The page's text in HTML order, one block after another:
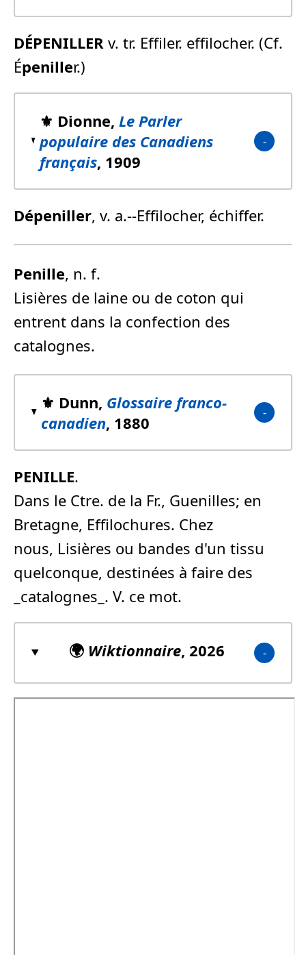
DÉPENILLER v. tr. Effiler. effilocher. (Cf.
Épeniller.)
⚜️ Dionne, Le Parler
populaire des Canadiens
français, 1909
Dépeniller, v. a.--Effilocher, échiffer.
Penille, n. f.
Lisières de laine ou de coton qui
entrent dans la confection des
catalognes.
⚜️ Dunn, Glossaire franco-
canadien, 1880
PENILLE.
Dans le Ctre. de la Fr., Guenilles; en
Bretagne, Effilochures. Chez
nous, Lisières ou bandes d'un tissu
quelconque, destinées à faire des
_catalognes_. V. ce mot.
🌍 Wiktionnaire, 2026